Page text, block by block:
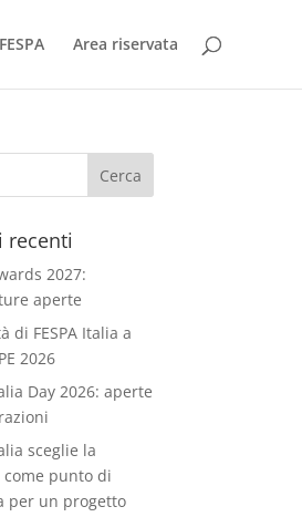
Area riservata
recenti
2027:
aperte
di FESPA Italia a
2026
Day 2026: aperte
sceglie la
come punto di
per un progetto